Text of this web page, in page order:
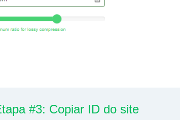
#3: Copiar ID do site